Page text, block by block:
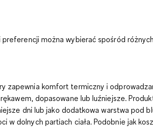
można wybierać spośród
komfort termiczny i
dopasowane lub luźniejsze.
dni lub jako dodatkowa warstwa pod
dolnych partiach ciała. Podobnie jak